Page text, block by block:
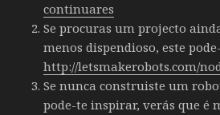
continuares
Se procuras um projecto
menos dispendioso, este
http://letsmakerobots.com/
Se nunca construiste um
pode-te inspirar, verás que é